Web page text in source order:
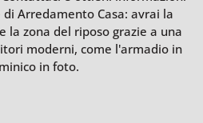
Arredamento Casa: avrai la
la zona del riposo grazie a una
moderni, come l'armadio in
in foto.